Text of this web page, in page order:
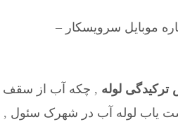
موبایل سرویسکار –
ترکیدگی لوله , چکه آب از سقف
یاب لوله آب در شهرک سئول ,